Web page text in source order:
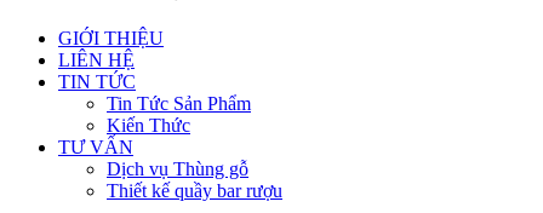
GIỚI THIỆU
LIÊN HỆ
TIN TỨC
Tin Tức Sản Phẩm
Kiến Thức
TƯ VẤN
Dịch vụ Thùng gỗ
Thiết kế quầy bar rượu